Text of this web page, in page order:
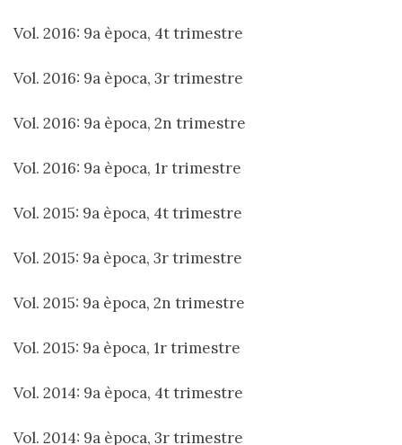
Vol. 2016: 9a època, 4t trimestre
Vol. 2016: 9a època, 3r trimestre
Vol. 2016: 9a època, 2n trimestre
Vol. 2016: 9a època, 1r trimestre
Vol. 2015: 9a època, 4t trimestre
Vol. 2015: 9a època, 3r trimestre
Vol. 2015: 9a època, 2n trimestre
Vol. 2015: 9a època, 1r trimestre
Vol. 2014: 9a època, 4t trimestre
Vol. 2014: 9a època, 3r trimestre